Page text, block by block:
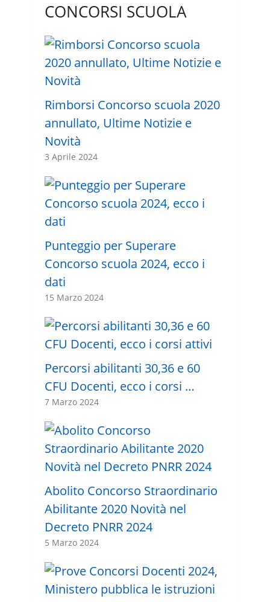
CONCORSI SCUOLA
Rimborsi Concorso scuola 2020
annullato, Ultime Notizie e
Novità
3 Aprile 2024
Punteggio per Superare
Concorso scuola 2024, ecco i
dati
15 Marzo 2024
Percorsi abilitanti 30,36 e 60
CFU Docenti, ecco i corsi …
7 Marzo 2024
Abolito Concorso Straordinario
Abilitante 2020 Novità nel
Decreto PNRR 2024
5 Marzo 2024